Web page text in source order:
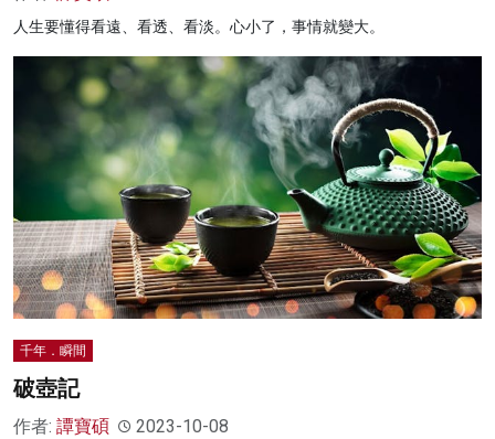
人生要懂得看遠、看透、看淡。心小了，事情就變大。
千年．瞬間
破壺記
作者: 譚寶碩 2023-10-08